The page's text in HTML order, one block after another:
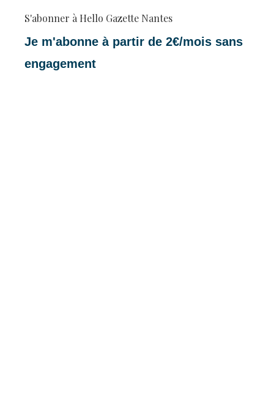
S'abonner à Hello Gazette Nantes
Je m'abonne à partir de 2€/mois sans
engagement